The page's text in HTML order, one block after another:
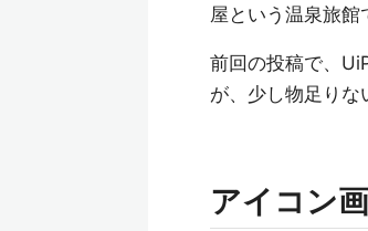
屋という温泉旅館
前回の投稿で、
が、少し物足りな
アイコン